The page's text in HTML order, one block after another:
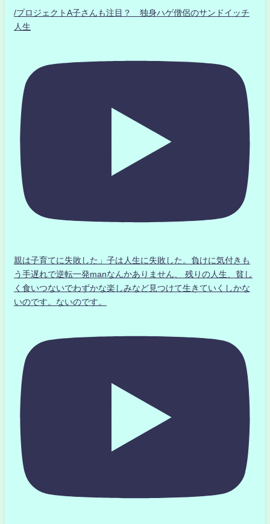
/プロジェクトA子さんも注目？ 独身ハゲ僧侶のサンドイッチ
人生
親は子育てに失敗した」子は人生に失敗した。負けに気付きも
う手遅れで逆転一発manなんかありません、 残りの人生、貧し
く食いつないでわずかな楽しみなど見つけて生きていくしかな
いのです。ないのです。